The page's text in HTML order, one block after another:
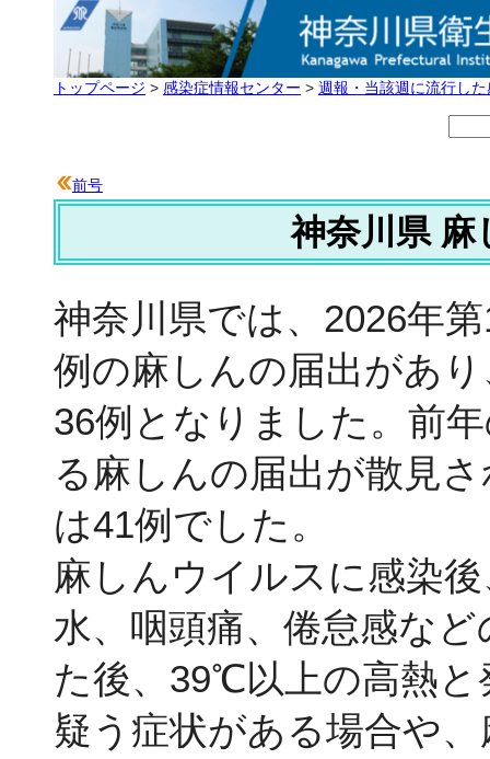
トップページ > 感染症情報センター > 週報・当該週に流行し
前号
神奈川県 麻
神奈川県では、2026年
例の麻しんの届出があ
36例となりました。前
る麻しんの届出が散見
は41例でした。
麻しんウイルスに感染
水、咽頭痛、倦怠感な
た後、39℃以上の高熱
疑う症状がある場合や